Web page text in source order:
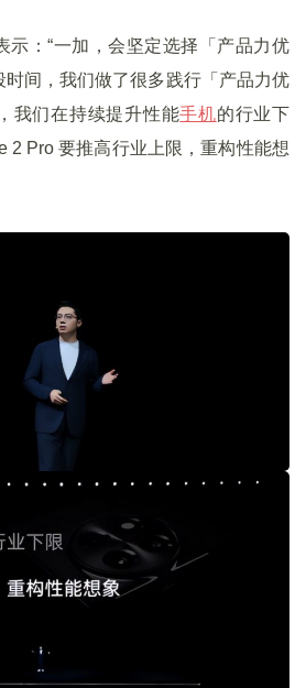
示：“一加，会坚定选择「产品力优
间，我们做了很多践行「产品力优
我们在持续提升性能手机的行业下
2 Pro 要推高行业上限，重构性能想